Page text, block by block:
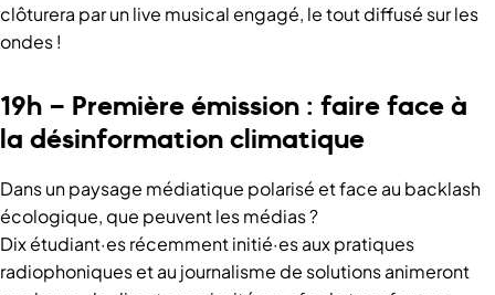
clôturera par un live musical engagé, le tout diffusé sur les
ondes !
19h – Première émission : faire face à
la désinformation climatique
Dans un paysage médiatique polarisé et face au backlash
écologique, que peuvent les médias ?
Dix étudiant·es récemment initié·es aux pratiques
radiophoniques et au journalisme de solutions animeront